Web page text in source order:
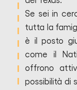
Se sei in
tutta la
è il posto
come il
offrono
possibilità di